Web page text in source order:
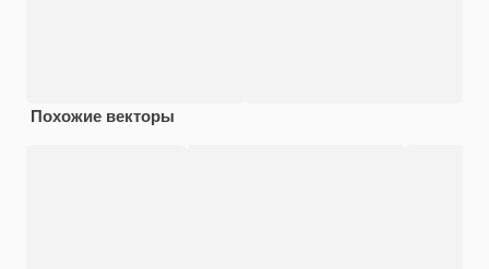
Похожие векторы